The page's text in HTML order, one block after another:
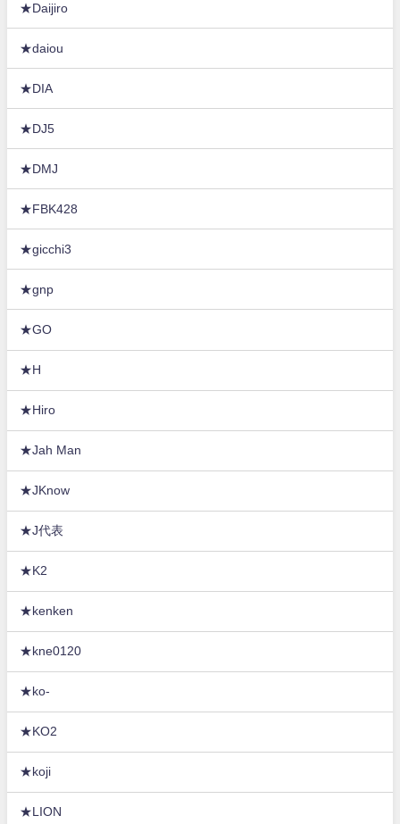
★Daijiro
★daiou
★DIA
★DJ5
★DMJ
★FBK428
★gicchi3
★gnp
★GO
★H
★Hiro
★Jah Man
★JKnow
★J代表
★K2
★kenken
★kne0120
★ko-
★KO2
★koji
★LION